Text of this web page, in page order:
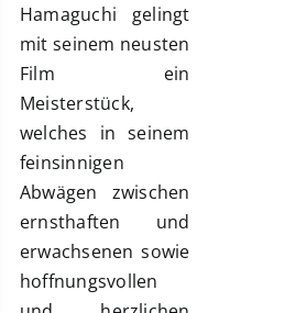
Hamaguchi gelingt
mit seinem neusten
Film ein
Meisterstück,
welches in seinem
feinsinnigen
Abwägen zwischen
ernsthaften und
erwachsenen sowie
hoffnungsvollen